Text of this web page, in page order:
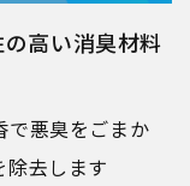
高い消臭材料
で悪臭をごまか
去します